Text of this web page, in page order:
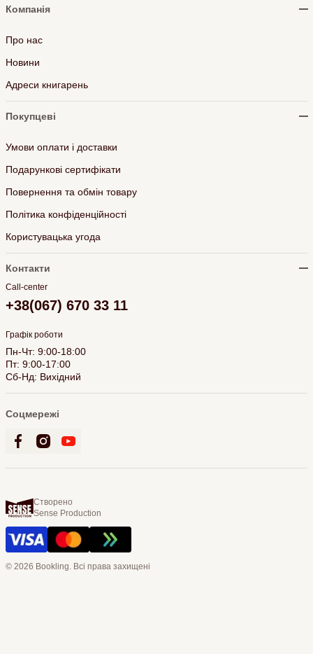
Компанія
Про нас
Новини
Адреси книгарень
Покупцеві
Умови оплати і доставки
Подарункові сертифікати
Повернення та обмін товару
Політика конфіденційності
Користувацька угода
Контакти
Call-center
+38(067) 670 33 11
Графік роботи
Пн-Чт: 9:00-18:00
Пт: 9:00-17:00
Сб-Нд: Вихідний
Соцмережі
Створено
Sense Production
© 2026 Bookling. Всі права захищені